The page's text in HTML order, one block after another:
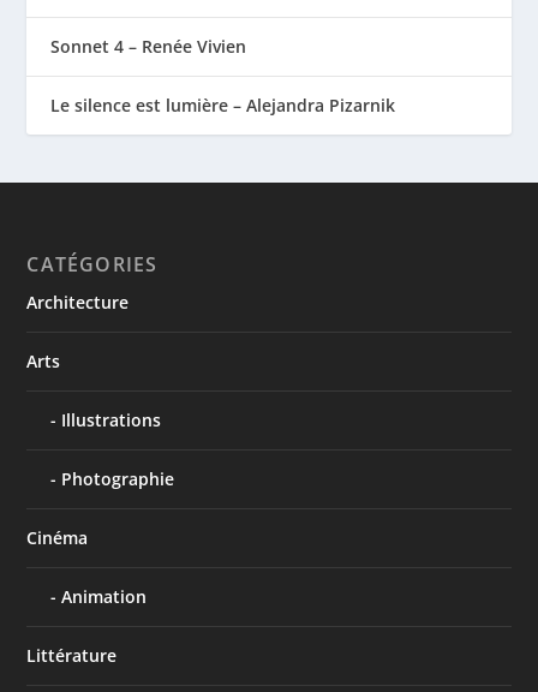
Sonnet 4 – Renée Vivien
Le silence est lumière – Alejandra Pizarnik
CATÉGORIES
Architecture
Arts
Illustrations
Photographie
Cinéma
Animation
Littérature